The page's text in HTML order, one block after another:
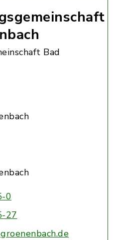
Bad
0
27